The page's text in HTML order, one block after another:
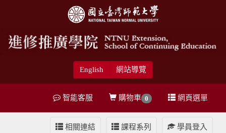
English 網站導覽
網頁選單
購物車 0
智能客服
學員登入
課程系列
相關連結